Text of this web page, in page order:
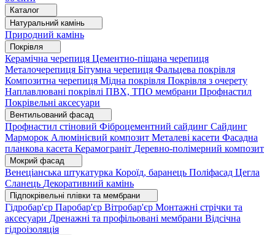
Каталог
Натуральний камінь
Природний камінь
Покрівля
Керамічна черепиця Цементно-піщана черепиця
Металочерепиця Бітумна черепиця Фальцева покрівля
Композитна черепиця Мідна покрівля Покрівля з очерету
Наплавлювані покрівлі ПВХ, ТПО мембрани Профнастил
Покрівельні аксесуари
Вентильований фасад
Профнастил стіновий Фіброцементний сайдинг Сайдинг
Марморок Алюмінієвий композит Металеві касети Фасадна
планкова касета Керамограніт Деревно-полімерний композит
Мокрий фасад
Венеціанська штукатурка Короїд, баранець Поліфасад Цегла
Сланець Декоративний камінь
Підпокрівельні плівки та мембрани
Гідробар'єр Паробар'єр Вітробар'єр Монтажні стрічки та
аксесуари Дренажні та профільовані мембрани Відсічна
гідроізоляція